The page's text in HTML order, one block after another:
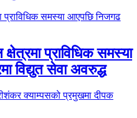
प्राविधिक समस्या
विद्युत सेवा अवरुद्ध